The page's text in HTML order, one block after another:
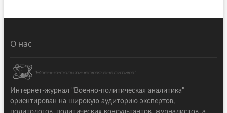
О нас
Интернет-журнал "Военно-политическая аналитика"
ориентирован на широкую аудиторию экспертов,